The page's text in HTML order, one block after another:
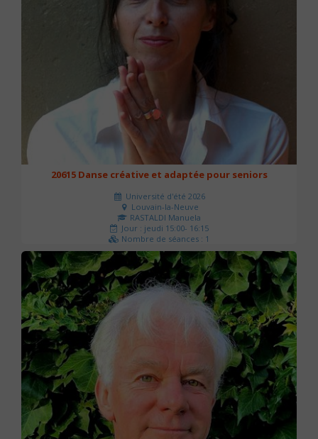
20615 Danse créative et adaptée pour seniors
Université d'été 2026
Louvain-la-Neuve
RASTALDI Manuela
Jour : jeudi 15:00- 16:15
Nombre de séances : 1
0 €